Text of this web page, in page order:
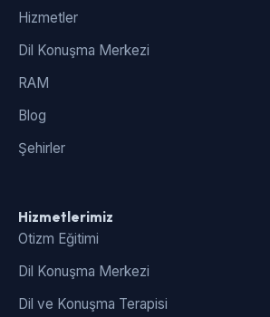
Hizmetler
Dil Konuşma Merkezi
RAM
Blog
Şehirler
Hizmetlerimiz
Otizm Eğitimi
Dil Konuşma Merkezi
Dil ve Konuşma Terapisi